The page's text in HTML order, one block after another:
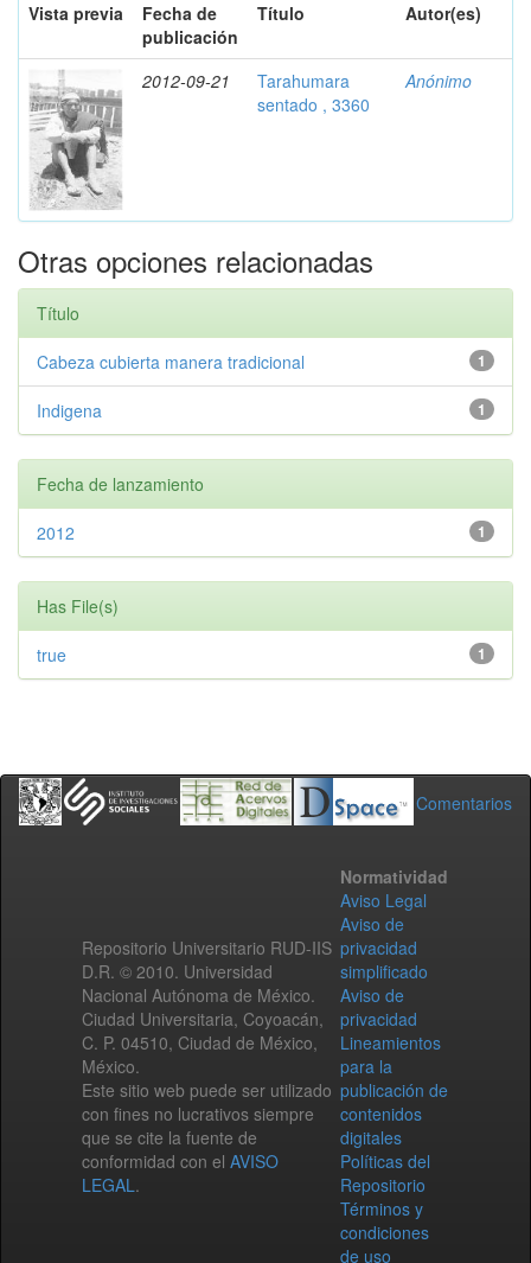
Vista previa
Fecha de
publicación
Título Autor(es)
2012-09-21
Tarahumara
sentado , 3360
Anónimo
Otras opciones relacionadas
Título
1
Cabeza cubierta manera tradicional
1
Indigena
Fecha de lanzamiento
1
2012
Has File(s)
1
true
Comentarios
Repositorio Universitario RUD-IIS
D.R. © 2010. Universidad
Nacional Autónoma de México.
Ciudad Universitaria, Coyoacán,
C. P. 04510, Ciudad de México,
México.
Este sitio web puede ser utilizado
con fines no lucrativos siempre
que se cite la fuente de
conformidad con el AVISO
LEGAL.
Normatividad
Aviso Legal
Aviso de
privacidad
simplificado
Aviso de
privacidad
Lineamientos
para la
publicación de
contenidos
digitales
Políticas del
Repositorio
Términos y
condiciones
de uso